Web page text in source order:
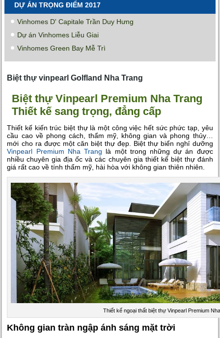
DỰ ÁN TRỌNG ĐIỂM 2017
Vinhomes D' Capitale Trần Duy Hưng
Dự án Vinhomes Liễu Giai
Vinhomes Green Bay Mễ Trì
Biệt thự vinpearl Golfland Nha Trang
Biệt thự Vinpearl Premium Nha Trang
Thiết kế sang trọng, đẳng cấp
Thiết kế kiến trúc biệt thự là một công việc hết sức phức tạp, yêu
cầu cao về phong cách, thẩm mỹ, không gian và phong thủy…
mới cho ra được một căn biệt thự đẹp. Biệt thự biển nghỉ dưỡng
Vinpearl Premium Nha Trang là một trong những dự án được
nhiều chuyên gia địa ốc và các chuyên gia thiết kế biệt thự đánh
giá rất cao về tính thẩm mỹ, hài hòa với không gian thiên nhiên.
Thiết kế ngoại thất biệt thự Vinpearl Premium
Không gian tràn ngập ánh sáng mặt trời